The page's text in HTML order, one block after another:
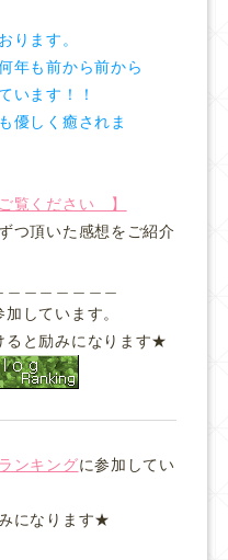
ります。
年も前から前から
います！！
優しく癒されま
覧ください 】
つ頂いた感想をご紹介
しています。
ると励みになります★
ンキングに参加してい
になります★